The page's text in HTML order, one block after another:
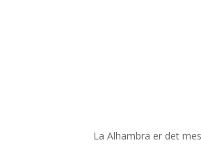
La Alhambra er det